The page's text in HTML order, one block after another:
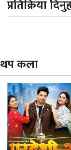
प्रतिक्रिया
थप कला